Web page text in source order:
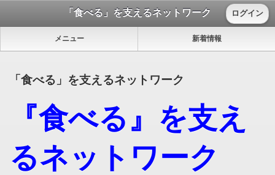
「食べる」を支えるネットワーク ログイン
メニュー 新着情報
「食べる」を支えるネットワーク
『食べる』を支え
るネットワーク